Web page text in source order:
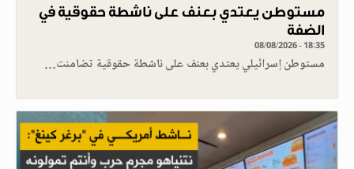
مستوطن يعتدي بعنف على ناشطة حقوقية في
الضفة
08/08/2026 - 18:35
مستوطن إسرائيلي يعتدي بعنف على ناشطة حقوقية تضامنت…